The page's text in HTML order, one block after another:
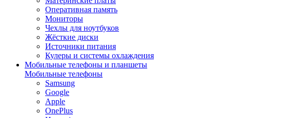
Оперативная память
Мониторы
Чехлы для ноутбуков
Жёсткие диски
Источники питания
Кулеры и системы охлаждения
Мобильные телефоны и планшеты
Мобильные телефоны
Samsung
Google
Apple
OnePlus